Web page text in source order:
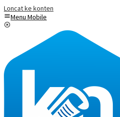
Loncat ke konten
Menu Mobile